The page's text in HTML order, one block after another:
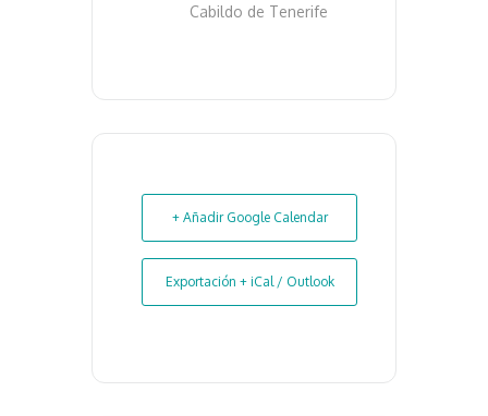
Cabildo de Tenerife
+ Añadir Google Calendar
Exportación + iCal / Outlook